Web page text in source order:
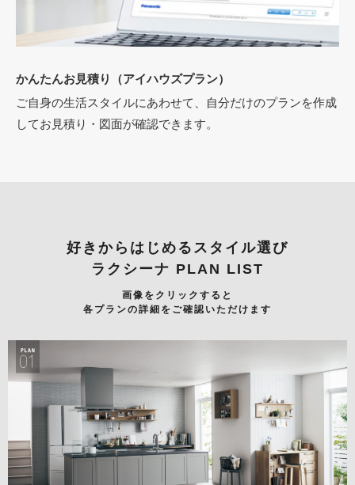
かんたんお見積り
（アイハウズプラン）
ご自身の生活スタイルにあわせて、自分だけのプランを作成
してお見積り・図面が確認できます。
好きからはじめるスタイル選び
ラクシーナ PLAN LIST
画像をクリックすると
各プランの詳細をご確認いただけます